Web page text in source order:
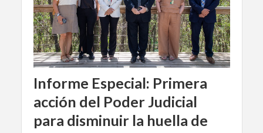
Informe Especial: Primera
acción del Poder Judicial
para disminuir la huella de